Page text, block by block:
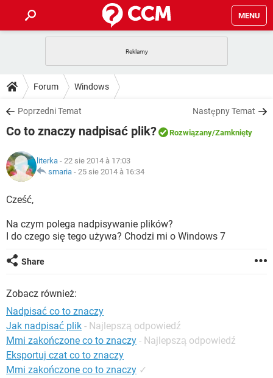
MENU
GRY
SPOTIFY
INSTAGRAM FACEBOOK
WINDOWS 10
PORADY
PlayStation
INSTAGRAM
WINDOWS 10
DO POBRANIA
ANDROID TIKTOK
GRY
IOS
INSTAGRAM
COVID-19
GRY
SPOTIFY
INSTAGRAM FACEBOOK
ARTYKUŁY
COVID-19
SPOTIFY NETFLIX
INSTAGRAM
Forum Windows
Poprzedni Temat Następny Temat
Co to znaczy nadpisać plik? Rozwiązany/Zamknięty
literka - 22 sie 2014 à 17:03
smaria - 25 sie 2014 à 16:34
Cześć,
Na czym polega nadpisywanie plików?
I do czego się tego używa? Chodzi mi o Windows 7
Share
Zobacz również:
Nadpisać co to znaczy
Jak nadpisać plik - Najlepszą odpowiedź
Mmi zakończone co to znaczy - Najlepszą odpowiedź
Eksportuj czat co to znaczy
Mmi zakończone co to znaczy ✓